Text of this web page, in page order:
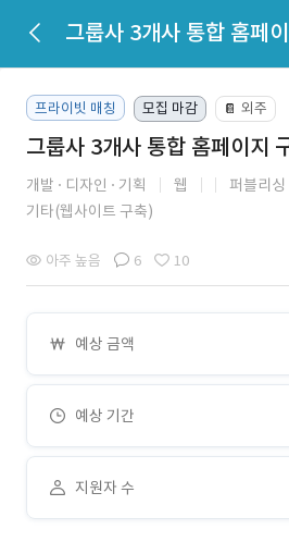
프라이빗 매칭 모집 마감 📔 외주
그룹사 3개사 통합 홈페이지
개발 디자인 기획 웹
퍼블리
기타(웹사이트 구축)
아주 높음 6 10
예상 금액
예상 기간
지원자 수